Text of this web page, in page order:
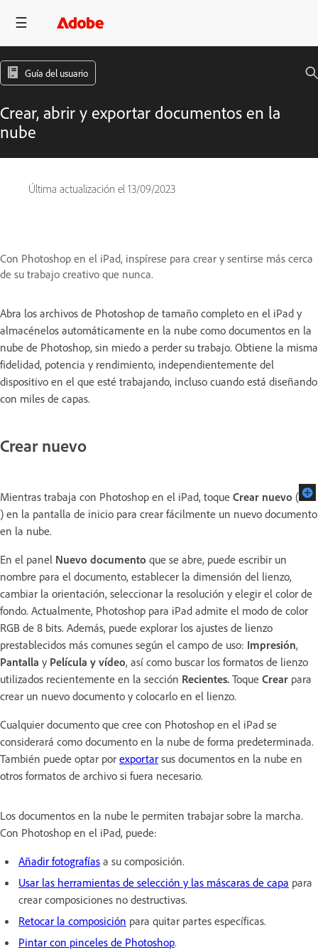
Guía del usuario
Crear, abrir y exportar documentos en la
nube
Última actualización el 13/09/2023
Con Photoshop en el iPad, inspírese para crear y sentirse más cerca
de su trabajo creativo que nunca.
Abra los archivos de Photoshop de tamaño completo en el iPad y
almacénelos automáticamente en la nube como documentos en la
nube de Photoshop, sin miedo a perder su trabajo. Obtiene la misma
fidelidad, potencia y rendimiento, independientemente del
dispositivo en el que esté trabajando, incluso cuando está diseñando
con miles de capas.
Crear nuevo
Mientras trabaja con Photoshop en el iPad, toque Crear nuevo (
) en la pantalla de inicio para crear fácilmente un nuevo documento
en la nube.
En el panel Nuevo documento que se abre, puede escribir un
nombre para el documento, establecer la dimensión del lienzo,
cambiar la orientación, seleccionar la resolución y elegir el color de
fondo. Actualmente, Photoshop para iPad admite el modo de color
RGB de 8 bits. Además, puede explorar los ajustes de lienzo
prestablecidos más comunes según el campo de uso: Impresión,
Pantalla y Película y vídeo, así como buscar los formatos de lienzo
utilizados recientemente en la sección Recientes. Toque Crear para
crear un nuevo documento y colocarlo en el lienzo.
Cualquier documento que cree con Photoshop en el iPad se
considerará como documento en la nube de forma predeterminada.
También puede optar por exportar sus documentos en la nube en
otros formatos de archivo si fuera necesario.
Los documentos en la nube le permiten trabajar sobre la marcha.
Con Photoshop en el iPad, puede:
Añadir fotografías a su composición.
Usar las herramientas de selección y las máscaras de capa para
crear composiciones no destructivas.
Retocar la composición para quitar partes específicas.
Pintar con pinceles de Photoshop.